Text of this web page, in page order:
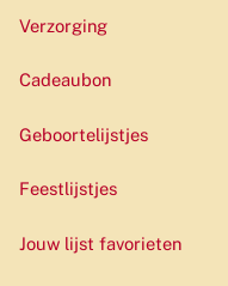
Verzorging
Cadeaubon
Geboortelijstjes
Feestlijstjes
Jouw lijst favorieten